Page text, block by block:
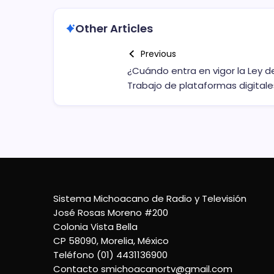
Other Articles
Previous
¿Cuándo entra en vigor la Ley
Trabajo de plataformas
Sistema Michoacano de Radio y Televisión
José Rosas Moreno #200
Colonia Vista Bella
CP 58090, Morelia, México
Teléfono (01) 4431136900
Contacto smichoacanortv@gmail.com